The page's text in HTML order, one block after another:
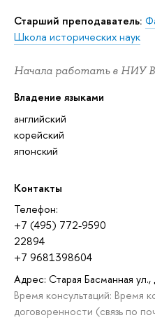
Старший преподаватель:
Школа исторических наук
Начала работать в НИУ
Владение языками
английский
корейский
японский
Контакты
Телефон:
+7 (495) 772-9590
22894
+7 9681398604
Адрес: Старая Басманная
Время консультаций: Время
договоренности (связь по